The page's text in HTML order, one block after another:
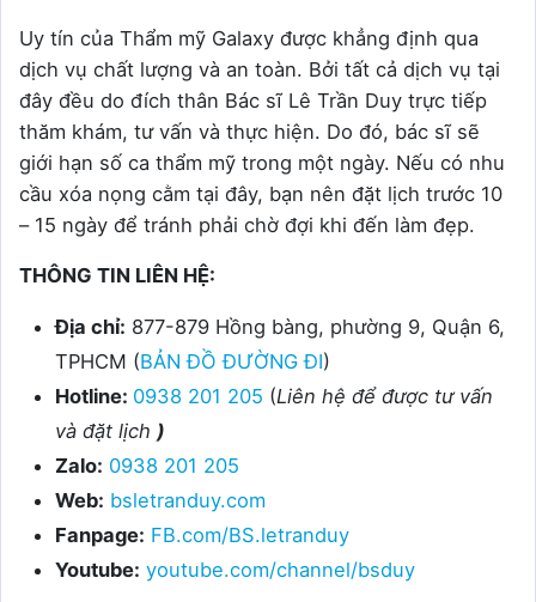
Uy tín của Thẩm mỹ Galaxy được khẳng định qua
dịch vụ chất lượng và an toàn. Bởi tất cả dịch vụ tại
đây đều do đích thân Bác sĩ Lê Trần Duy trực tiếp
thăm khám, tư vấn và thực hiện. Do đó, bác sĩ sẽ
giới hạn số ca thẩm mỹ trong một ngày. Nếu có nhu
cầu xóa nọng cằm tại đây, bạn nên đặt lịch trước 10
– 15 ngày để tránh phải chờ đợi khi đến làm đẹp.
THÔNG TIN LIÊN HỆ:
Địa chỉ: 877-879 Hồng bàng, phường 9, Quận 6,
TPHCM (BẢN ĐỒ ĐƯỜNG ĐI)
Hotline: 0938 201 205 (Liên hệ để được tư vấn
và đặt lịch )
Zalo: 0938 201 205
Web: bsletranduy.com
Fanpage: FB.com/BS.letranduy
Youtube: youtube.com/channel/bsduy